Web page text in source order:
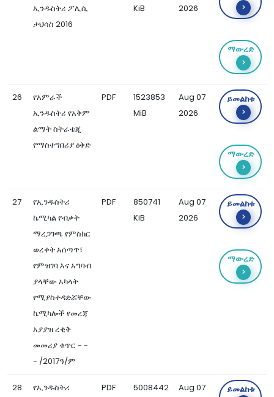
ኢንዱስትሪ ፖሊሲ
ታህሳስ 2016
KiB
2026
ማውረድ
26
የአምራች
ኢንዱስትሪ የአቅም
ልማት ስትራቴጂ
የማስተግበሪያ ዕቅድ
PDF
1523853
MiB
Aug 07
2026
ይመልከቱ
ማውረድ
27
የኢንዱስትሪ
ኬሚካል የብቃት
ማረጋገጫ የምስክር
ወረቀት አሰጣጥ፣
የምዝገባ እና አግባብ
ያላቸው አካላት
የሚያስተዳድሯቸው
ኬሚካሎች የመረጃ
አያያዝ ረቂቅ
መመሪያ ቁጥር - -
- /2017ዓ/ም
PDF
850741
KiB
Aug 07
2026
ይመልከቱ
ማውረድ
28
የኢንዱስትሪ
PDF
5008442
Aug 07
ይመልከቱ